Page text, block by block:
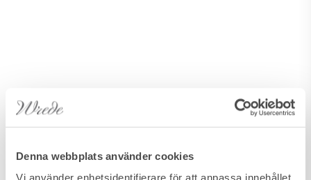
Denna webbplats använder cookies